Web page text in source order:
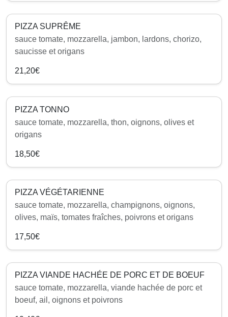
PIZZA SUPRÊME
sauce tomate, mozzarella, jambon, lardons, chorizo,
saucisse et origans
21,20€
PIZZA TONNO
sauce tomate, mozzarella, thon, oignons, olives et
origans
18,50€
PIZZA VÉGÉTARIENNE
sauce tomate, mozzarella, champignons, oignons,
olives, maïs, tomates fraîches, poivrons et origans
17,50€
PIZZA VIANDE HACHÉE DE PORC ET DE BOEUF
sauce tomate, mozzarella, viande hachée de porc et
boeuf, ail, oignons et poivrons